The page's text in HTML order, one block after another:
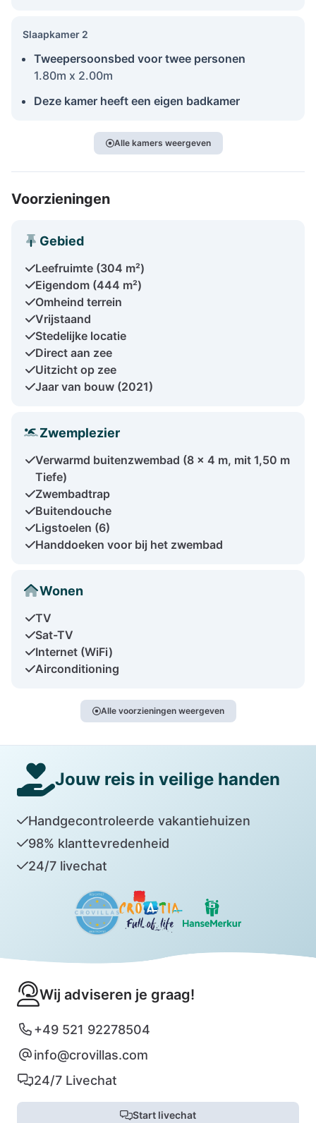
Slaapkamer 2
Tweepersoonsbed voor twee personen
1.80m x 2.00m
Deze kamer heeft een eigen badkamer
Alle kamers weergeven
Voorzieningen
Gebied
Leefruimte (304 m²)
Eigendom (444 m²)
Omheind terrein
Vrijstaand
Stedelijke locatie
Direct aan zee
Uitzicht op zee
Jaar van bouw (2021)
Zwemplezier
Verwarmd buitenzwembad (8 x 4 m, mit 1,50 m
Tiefe)
Zwembadtrap
Buitendouche
Ligstoelen (6)
Handdoeken voor bij het zwembad
Wonen
TV
Sat-TV
Internet (WiFi)
Airconditioning
Alle voorzieningen weergeven
Jouw reis in veilige handen
Handgecontroleerde vakantiehuizen
98% klanttevredenheid
24/7 livechat
Wij adviseren je graag!
+49 521 92278504
info@crovillas.com
24/7 Livechat
Start livechat